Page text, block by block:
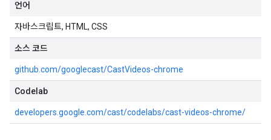
언어
자바스크립트, HTML, CSS
소스 코드
github.com/googlecast/CastVideos-chrome
Codelab
developers.google.com/cast/codelabs/cast-videos-chrome/